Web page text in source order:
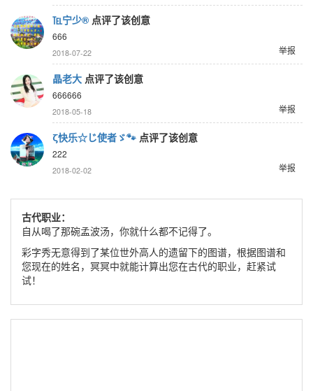
℡宁少® 点评了该创意
666
举报
2018-07-22
晶老大 点评了该创意
666666
举报
2018-05-18
ζ快乐☆じ使者ゞ🐾 点评了该创意
222
举报
2018-02-02
古代职业：
自从喝了那碗孟波汤，你就什么都不记得了。
彩字秀无意得到了某位世外高人的遗留下的图谱，根据图谱和
您现在的姓名，冥冥中就能计算出您在古代的职业，赶紧试
试！